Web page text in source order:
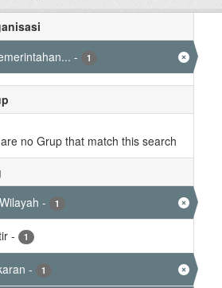
- 1
no Grup that match this search
- 1
- 1
- 1